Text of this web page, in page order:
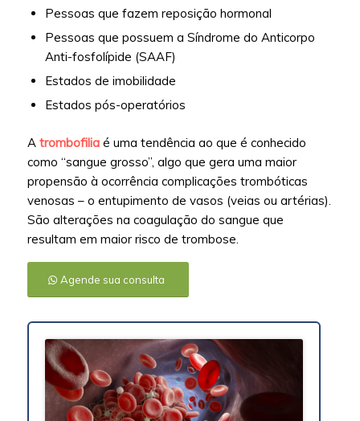
Pessoas que fazem reposição hormonal
Pessoas que possuem a Síndrome do Anticorpo
Anti-fosfolípide (SAAF)
Estados de imobilidade
Estados pós-operatórios
A trombofiliaé uma tendência ao que é conhecido
como “sangue grosso”, algo que gera uma maior
propensão à ocorrência complicações trombóticas
venosas – o entupimento de vasos (veias ou artérias).
São alterações na coagulação do sangue que
resultam em maior risco de trombose.
Agende sua consulta